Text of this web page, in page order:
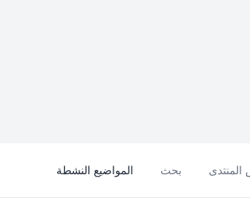
بحث المواضيع النشطة